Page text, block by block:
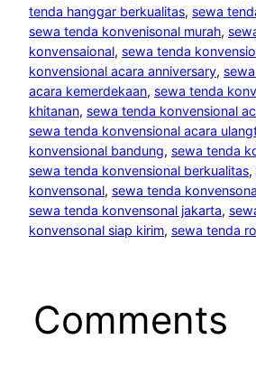
tenda hanggar berkualitas, sewa
sewa tenda konvenisonal murah,
konvensaional, sewa tenda
konvensional acara anniversary,
acara kemerdekaan, sewa tenda
khitanan, sewa tenda konvensional
sewa tenda konvensional acara
konvensional bandung, sewa tenda
sewa tenda konvensional berkualitas,
konvensonal, sewa tenda
sewa tenda konvensonal jakarta,
konvensonal siap kirim, sewa tenda
Comments